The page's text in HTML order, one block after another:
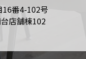
16番4-102号
店舗棟102